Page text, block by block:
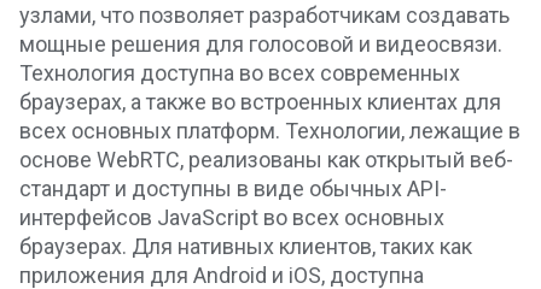
узлами, что позволяет разработчикам создавать
мощные решения для голосовой и видеосвязи.
Технология доступна во всех современных
браузерах, а также во встроенных клиентах для
всех основных платформ. Технологии, лежащие в
основе WebRTC, реализованы как открытый веб-
стандарт и доступны в виде обычных API-
интерфейсов JavaScript во всех основных
браузерах. Для нативных клиентов, таких как
приложения для Android и iOS, доступна